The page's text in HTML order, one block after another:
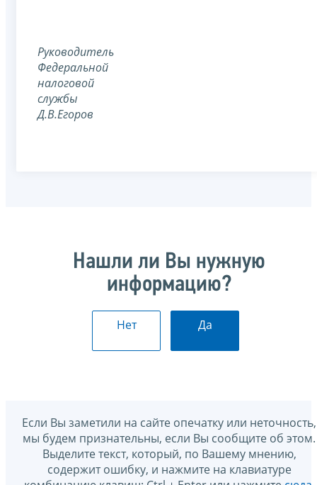
Руководитель
Федеральной
налоговой
службы
Д.В.Егоров
Нашли ли Вы нужную
информацию?
Нет Да
Если Вы заметили на сайте опечатку или неточность,
мы будем признательны, если Вы сообщите об этом.
Выделите текст, который, по Вашему мнению,
содержит ошибку, и нажмите на клавиатуре